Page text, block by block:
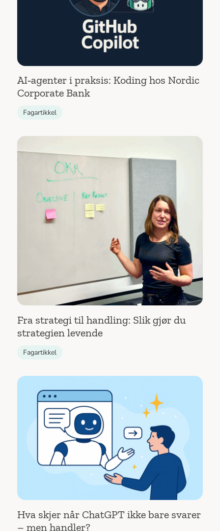
AI‑agenter i praksis: Koding hos Nordic
Corporate Bank
Fagartikkel
Fra strategi til handling: Slik gjør du
strategien levende
Fagartikkel
Hva skjer når ChatGPT ikke bare svarer
– men handler?